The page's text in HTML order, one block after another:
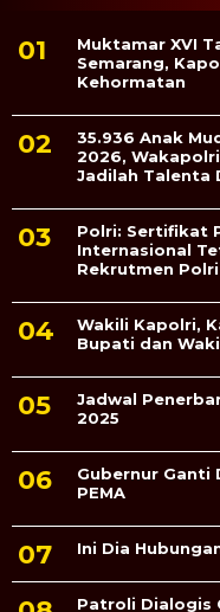
Muktamar XVI
Semarang,
Kehormatan
35.936 Anak
2026,
Jadilah Talenta
Polri: Sertifikat
Internasional
Rekrutmen Polri
Wakili Kapolri,
Bupati dan
Jadwal
2025
Gubernur Ganti
PEMA
Ini Dia
Patroli Dialogis